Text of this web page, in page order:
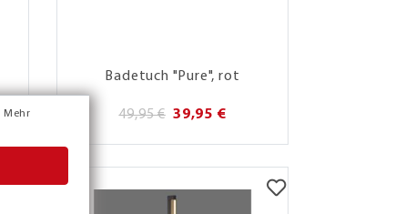
Mehr
Badetuch "Pure", rot
49,95 € 39,95 €